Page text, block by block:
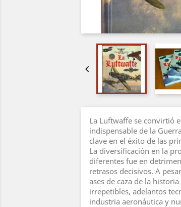

La Luftwaffe se convirtió
indispensable de la
clave en el éxito de las
La diversificación en la
diferentes fue en
retrasos decisivos. A
ases de caza de la
irrepetibles, adelantos
industria aeronáutica y